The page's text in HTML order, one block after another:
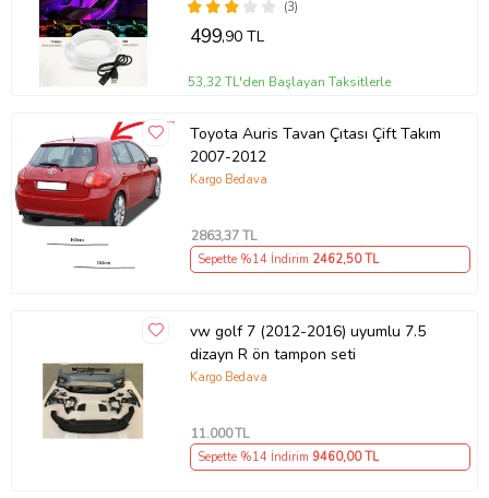
(3)
499,90 TL
53,32 TL'den Başlayan Taksitlerle
Toyota Auris Tavan Çıtası Çift Takım
2007-2012
Kargo Bedava
2863,37 TL
Sepette %14 İndirim 2462,50 TL
vw golf 7 (2012-2016) uyumlu 7.5
dizayn R ön tampon seti
Kargo Bedava
11.000TL
Sepette %14 İndirim 9460,00 TL